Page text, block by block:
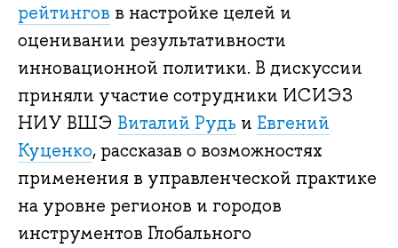
рейтингов в настройке целей и
оценивании результативности
инновационной политики. В дискуссии
приняли участие сотрудники ИСИЭЗ
НИУ ВШЭ Виталий Рудь и Евгений
Куценко, рассказав о возможностях
применения в управленческой практике
на уровне регионов и городов
инструментов Глобального